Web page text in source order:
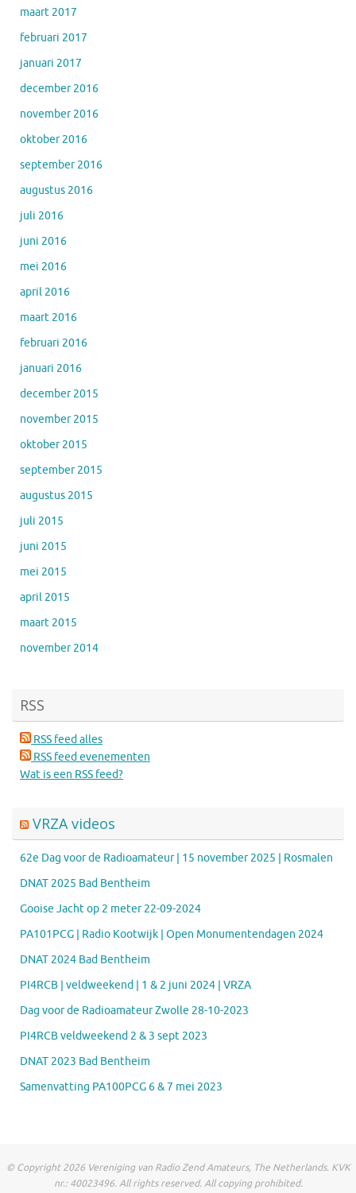
maart 2017
februari 2017
januari 2017
december 2016
november 2016
oktober 2016
september 2016
augustus 2016
juli 2016
juni 2016
mei 2016
april 2016
maart 2016
februari 2016
januari 2016
december 2015
november 2015
oktober 2015
september 2015
augustus 2015
juli 2015
juni 2015
mei 2015
april 2015
maart 2015
november 2014
RSS
RSS feed alles
RSS feed evenementen
Wat is een RSS feed?
VRZA videos
62e Dag voor de Radioamateur | 15 november 2025 | Rosmalen
DNAT 2025 Bad Bentheim
Gooise Jacht op 2 meter 22-09-2024
PA101PCG | Radio Kootwijk | Open Monumentendagen 2024
DNAT 2024 Bad Bentheim
PI4RCB | veldweekend | 1 & 2 juni 2024 | VRZA
Dag voor de Radioamateur Zwolle 28-10-2023
PI4RCB veldweekend 2 & 3 sept 2023
DNAT 2023 Bad Bentheim
Samenvatting PA100PCG 6 & 7 mei 2023
© Copyright 2026 Vereniging van Radio Zend Amateurs, The Netherlands. KVK
nr.: 40023496. All rights reserved. All copying prohibited.